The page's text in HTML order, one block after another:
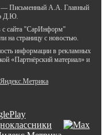
Письменный А.А. Главный
Д.Ю.
с сайта "СарИнформ"
на страницу с новостью.
информации в рекламных
«Партнёрский материал» и